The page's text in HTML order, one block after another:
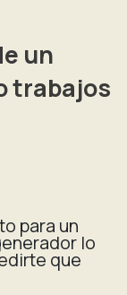
un
trabajos
para un
lo
que